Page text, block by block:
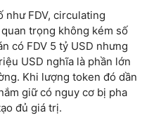
như FDV, circulating
trọng không kém số
có FDV 5 tỷ USD nhưng
USD nghĩa là phần lớn
Khi lượng token đó dần
giữ có nguy cơ bị pha
đủ giá trị.